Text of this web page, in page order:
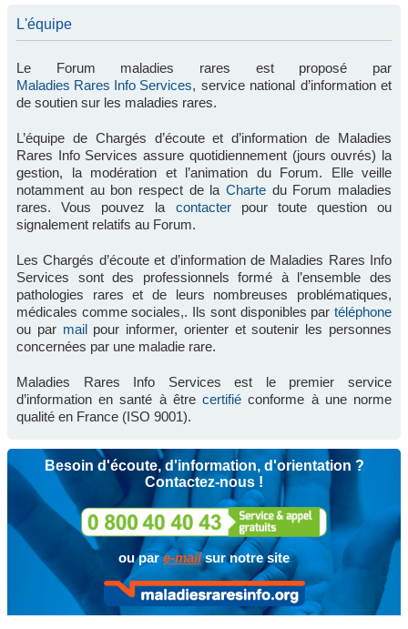
L'équipe
Le Forum maladies rares est proposé par
Maladies Rares Info Services, service national d’information et
de soutien sur les maladies rares.
L’équipe de Chargés d’écoute et d’information de Maladies
Rares Info Services assure quotidiennement (jours ouvrés) la
gestion, la modération et l’animation du Forum. Elle veille
notamment au bon respect de la Charte du Forum maladies
rares. Vous pouvez la contacterpour toute question ou
signalement relatifs au Forum.
Les Chargés d’écoute et d’information de Maladies Rares Info
Services sont des professionnels formé à l’ensemble des
pathologies rares et de leurs nombreuses problématiques,
médicales comme sociales,. Ils sont disponibles par téléphone
ou par mailpour informer, orienter et soutenir les personnes
concernées par une maladie rare.
Maladies Rares Info Services est le premier service
d’information en santé à êtrecertifié conforme à une norme
qualité en France (ISO 9001).
Besoin d'écoute, d'information, d'orientation ?
Contactez-nous !
ou pare-mailsur notre site